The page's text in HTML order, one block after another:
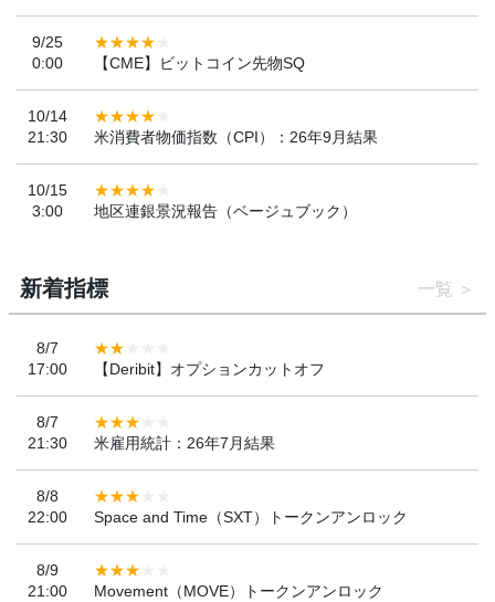
9/25
0:00
【CME】ビットコイン先物SQ
10/14
21:30
米消費者物価指数（CPI）：26年9月結果
10/15
3:00
地区連銀景況報告（ベージュブック）
新着指標 一覧
8/7
17:00
【Deribit】オプションカットオフ
8/7
21:30
米雇用統計：26年7月結果
8/8
22:00
Space and Time（SXT）トークンアンロック
8/9
21:00
Movement（MOVE）トークンアンロック